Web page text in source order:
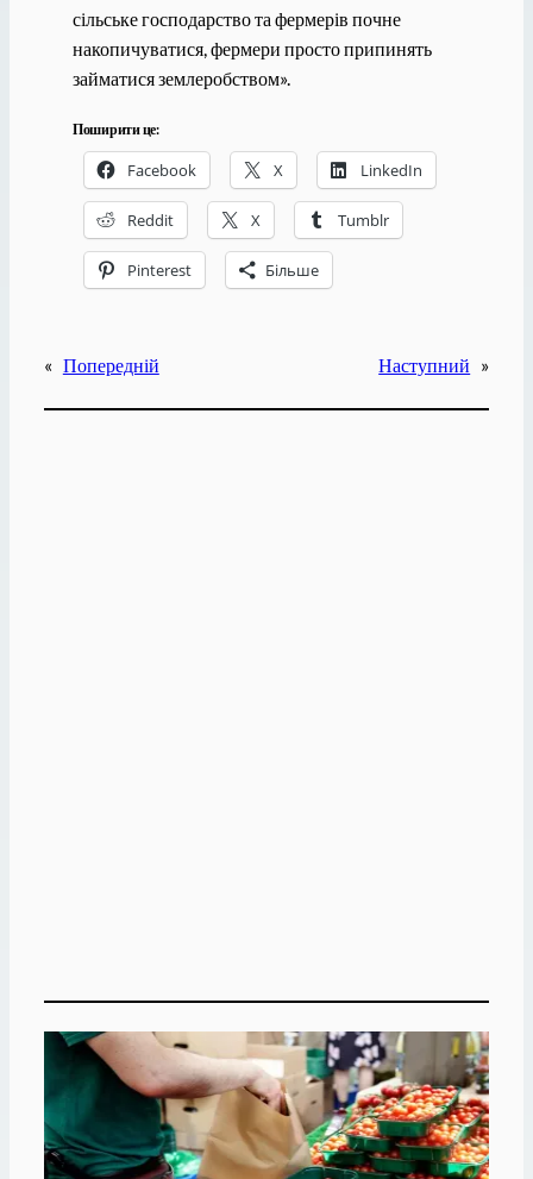
сільське господарство та фермерів почне
накопичуватися, фермери просто припинять
займатися землеробством».
Поширити це:
Facebook X LinkedIn
Reddit X Tumblr
Pinterest Більше
« Попередній Наступний »